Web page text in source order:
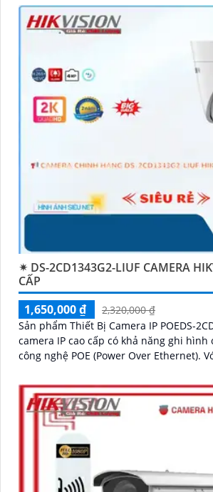
✴ DS-2CD1343G2-LIUF CAMERA
CẤP
1,650,000 ₫
2,320,000 ₫
Sản phẩm Thiết Bị Camera IP POEDS-
camera IP cao cấp có khả năng ghi
công